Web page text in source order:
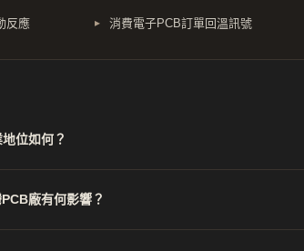
反應 消費電子PCB訂單回溫訊號
位如何？
廠有何影響？